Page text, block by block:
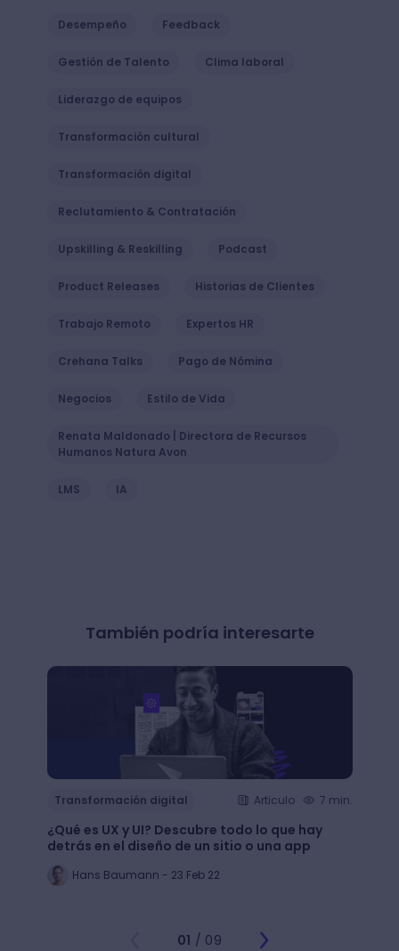
Desempeño Feedback
Gestión de Talento Clima laboral
Liderazgo de equipos
Transformación cultural
Transformación digital
Reclutamiento & Contratación
Upskilling & Reskilling Podcast
Product Releases Historias de Clientes
Trabajo Remoto Expertos HR
Crehana Talks Pago de Nómina
Negocios Estilo de Vida
Renata Maldonado | Directora de Recursos
Humanos Natura Avon
LMS IA
También podría interesarte
Transformación digital Articulo 7 min.
¿Qué es UX y UI? Descubre todo lo que hay
detrás en el diseño de un sitio o una app
Hans Baumann - 23 Feb 22
01 / 09